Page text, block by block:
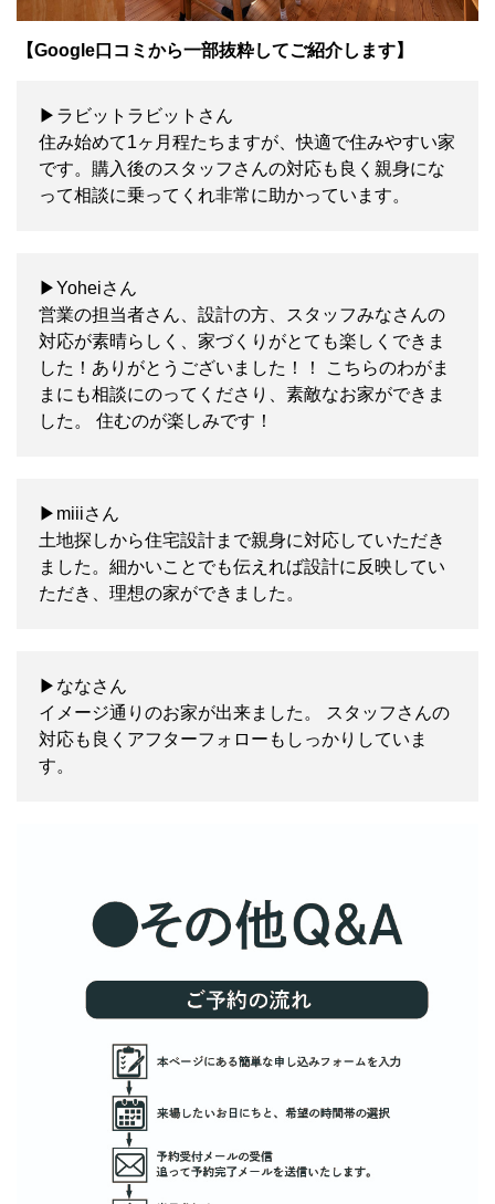
【Google口コミから一部抜粋してご紹介します】
▶ラビットラビットさん
住み始めて1ヶ月程たちますが、快適で住みやすい家
です。購入後のスタッフさんの対応も良く親身にな
って相談に乗ってくれ非常に助かっています。
▶Yoheiさん
営業の担当者さん、設計の方、スタッフみなさんの
対応が素晴らしく、家づくりがとても楽しくできま
した！ありがとうございました！！ こちらのわがま
まにも相談にのってくださり、素敵なお家ができま
した。 住むのが楽しみです！
▶miiiさん
土地探しから住宅設計まで親身に対応していただき
ました。細かいことでも伝えれば設計に反映してい
ただき、理想の家ができました。
▶ななさん
イメージ通りのお家が出来ました。 スタッフさんの
対応も良くアフターフォローもしっかりしていま
す。